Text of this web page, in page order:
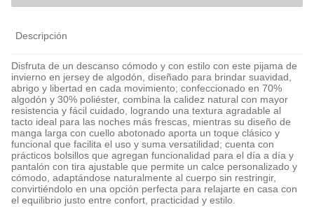
Descripción
Disfruta de un descanso cómodo y con estilo con este pijama de
invierno en jersey de algodón, diseñado para brindar suavidad,
abrigo y libertad en cada movimiento; confeccionado en 70%
algodón y 30% poliéster, combina la calidez natural con mayor
resistencia y fácil cuidado, logrando una textura agradable al
tacto ideal para las noches más frescas, mientras su diseño de
manga larga con cuello abotonado aporta un toque clásico y
funcional que facilita el uso y suma versatilidad; cuenta con
prácticos bolsillos que agregan funcionalidad para el día a día y
pantalón con tira ajustable que permite un calce personalizado y
cómodo, adaptándose naturalmente al cuerpo sin restringir,
convirtiéndolo en una opción perfecta para relajarte en casa con
el equilibrio justo entre confort, practicidad y estilo.